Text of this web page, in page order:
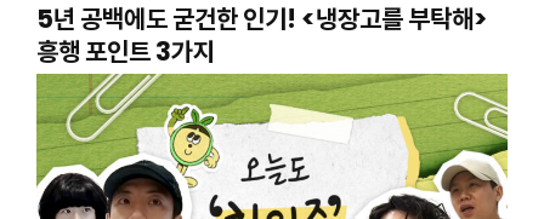
5년 공백에도 굳건한 인기! <냉장고를 부탁해>
흥행 포인트 3가지